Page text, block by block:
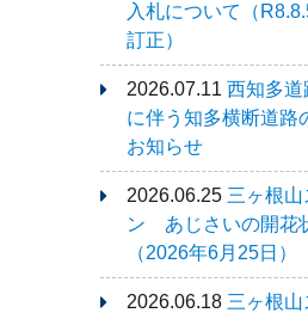
入札について（
訂正）
2026.07.11 西知多
に伴う知多横断道路
お知らせ
2026.06.25 三ヶ根山
ン あじさいの開花
（2026年6月25日）
2026.06.18 三ヶ根山